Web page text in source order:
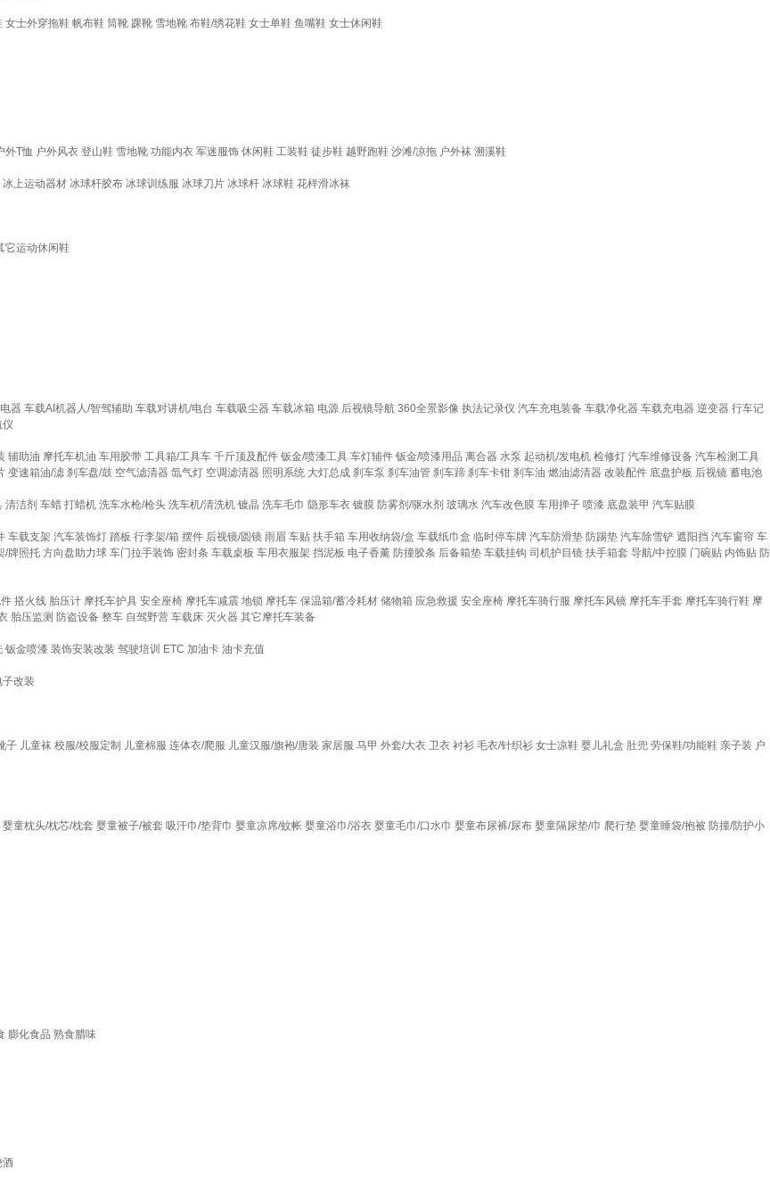
女士外穿拖鞋 帆布鞋 筒靴 踝靴 雪地靴 布鞋/绣花鞋 女士单鞋 鱼嘴鞋 女士休闲鞋
外T恤 户外风衣 登山鞋 雪地靴 功能内衣 军迷服饰 休闲鞋 工装鞋 徒步鞋 越野跑鞋 沙滩/凉拖 户外袜 溯溪鞋
冰上运动器材 冰球杆胶布 冰球训练服 冰球刀片 冰球杆 冰球鞋 花样滑冰袜
它运动休闲鞋
器 车载AI机器人/智驾辅助 车载对讲机/电台 车载吸尘器 车载冰箱 电源 后视镜导航 360全景影像 执法记录仪 汽车充电装备 车载净化器 车载充电器 逆变器 行车记
仪
辅助油 摩托车机油 车用胶带 工具箱/工具车 千斤顶及配件 钣金/喷漆工具 车灯辅件 钣金/喷漆用品 离合器 水泵 起动机/发电机 检修灯 汽车维修设备 汽车检测工具
变速箱油/滤 刹车盘/鼓 空气滤清器 氙气灯 空调滤清器 照明系统 大灯总成 刹车泵 刹车油管 刹车蹄 刹车卡钳 刹车油 燃油滤清器 改装配件 底盘护板 后视镜 蓄电池
清洁剂 车蜡 打蜡机 洗车水枪/枪头 洗车机/清洗机 镀晶 洗车毛巾 隐形车衣 镀膜 防雾剂/驱水剂 玻璃水 汽车改色膜 车用掸子 喷漆 底盘装甲 汽车贴膜
车载支架 汽车装饰灯 踏板 行李架/箱 摆件 后视镜/圆镜 雨眉 车贴 扶手箱 车用收纳袋/盒 车载纸巾盒 临时停车牌 汽车防滑垫 防踢垫 汽车除雪铲 遮阳挡 汽车窗帘 车
/牌照托 方向盘助力球 车门拉手装饰 密封条 车载桌板 车用衣服架 挡泥板 电子香薰 防撞胶条 后备箱垫 车载挂钩 司机护目镜 扶手箱套 导航/中控膜 门碗贴 内饰贴 防
搭火线 胎压计 摩托车护具 安全座椅 摩托车减震 地锁 摩托车 保温箱/蓄冷耗材 储物箱 应急救援 安全座椅 摩托车骑行服 摩托车风镜 摩托车手套 摩托车骑行鞋 摩
胎压监测 防盗设备 整车 自驾野营 车载床 灭火器 其它摩托车装备
钣金喷漆 装饰安装改装 驾驶培训 ETC 加油卡 油卡充值
子改装
子 儿童袜 校服/校服定制 儿童棉服 连体衣/爬服 儿童汉服/旗袍/唐装 家居服 马甲 外套/大衣 卫衣 衬衫 毛衣/针织衫 女士凉鞋 婴儿礼盒 肚兜 劳保鞋/功能鞋 亲子装 户
婴童枕头/枕芯/枕套 婴童被子/被套 吸汗巾/垫背巾 婴童凉席/蚊帐 婴童浴巾/浴衣 婴童毛巾/口水巾 婴童布尿裤/尿布 婴童隔尿垫/巾 爬行垫 婴童睡袋/抱被 防撞/防护小
膨化食品 熟食腊味
酒